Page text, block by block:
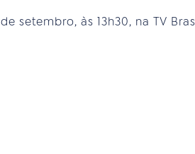
setembro, às 13h30, na TV